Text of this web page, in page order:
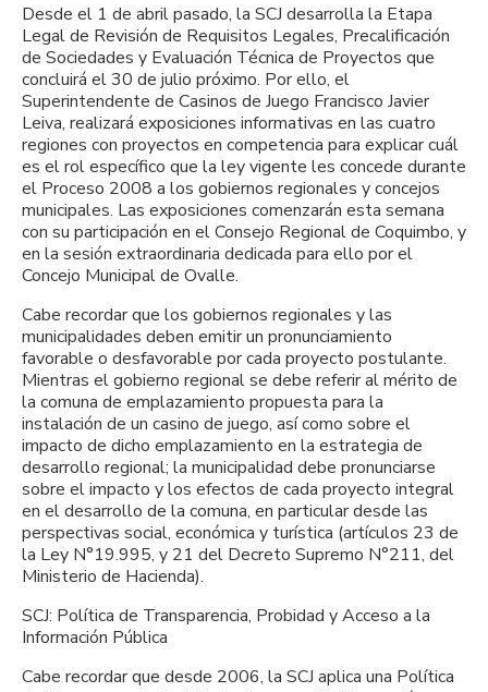
Desde el 1 de abril pasado, la SCJ desarrolla la Etapa
Legal de Revisión de Requisitos Legales, Precalificación
de Sociedades y Evaluación Técnica de Proyectos que
concluirá el 30 de julio próximo. Por ello, el
Superintendente de Casinos de Juego Francisco Javier
Leiva, realizará exposiciones informativas en las cuatro
regiones con proyectos en competencia para explicar cuál
es el rol específico que la ley vigente les concede durante
el Proceso 2008 a los gobiernos regionales y concejos
municipales. Las exposiciones comenzarán esta semana
con su participación en el Consejo Regional de Coquimbo, y
en la sesión extraordinaria dedicada para ello por el
Concejo Municipal de Ovalle.
Cabe recordar que los gobiernos regionales y las
municipalidades deben emitir un pronunciamiento
favorable o desfavorable por cada proyecto postulante.
Mientras el gobierno regional se debe referir al mérito de
la comuna de emplazamiento propuesta para la
instalación de un casino de juego, así como sobre el
impacto de dicho emplazamiento en la estrategia de
desarrollo regional; la municipalidad debe pronunciarse
sobre el impacto y los efectos de cada proyecto integral
en el desarrollo de la comuna, en particular desde las
perspectivas social, económica y turística (artículos 23 de
la Ley N°19.995, y 21 del Decreto Supremo N°211, del
Ministerio de Hacienda).
SCJ: Política de Transparencia, Probidad y Acceso a la
Información Pública
Cabe recordar que desde 2006, la SCJ aplica una Política